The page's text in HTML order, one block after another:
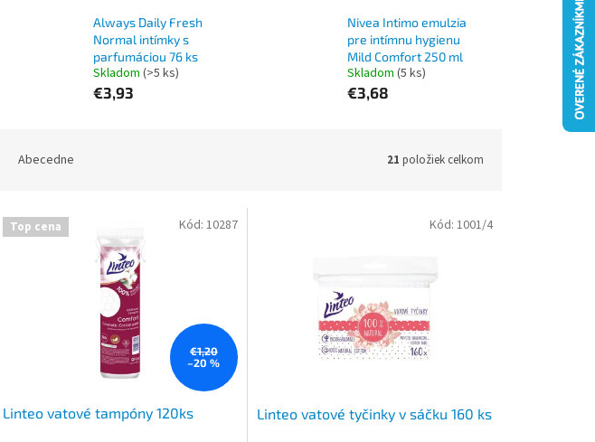
Always Daily Fresh
Normal intímky s
parfumáciou 76 ks
Skladom (>5 ks)
€3,93
Nivea Intimo emulzia
pre intímnu hygienu
Mild Comfort 250 ml
Skladom (5 ks)
€3,68
Abecedne 21 položiek celkom
Top cena
€1,20
–20 %
Linteo vatové tampóny 120ks
Kód: 10287
Linteo vatové tyčinky v sáčku 160 ks
Kód: 1001/4